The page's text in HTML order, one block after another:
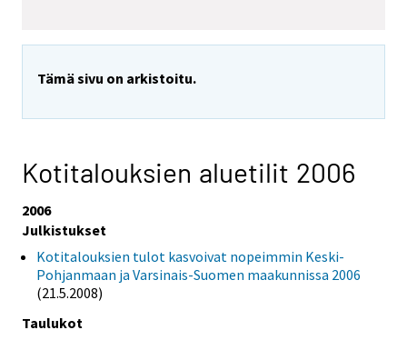
Tämä sivu on arkistoitu.
Kotitalouksien aluetilit 2006
2006
Julkistukset
Kotitalouksien tulot kasvoivat nopeimmin Keski-
Pohjanmaan ja Varsinais-Suomen maakunnissa 2006
(21.5.2008)
Taulukot